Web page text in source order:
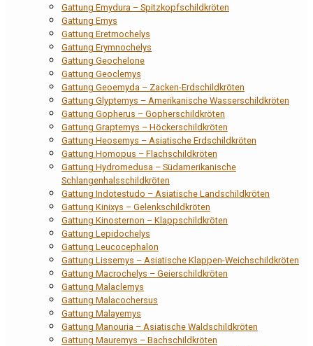
Gattung Emydura – Spitzkopfschildkröten
Gattung Emys
Gattung Eretmochelys
Gattung Erymnochelys
Gattung Geochelone
Gattung Geoclemys
Gattung Geoemyda – Zacken-Erdschildkröten
Gattung Glyptemys – Amerikanische Wasserschildkröten
Gattung Gopherus – Gopherschildkröten
Gattung Graptemys – Höckerschildkröten
Gattung Heosemys – Asiatische Erdschildkröten
Gattung Homopus – Flachschildkröten
Gattung Hydromedusa – Südamerikanische
Schlangenhalsschildkröten
Gattung Indotestudo – Asiatische Landschildkröten
Gattung Kinixys – Gelenkschildkröten
Gattung Kinosternon – Klappschildkröten
Gattung Lepidochelys
Gattung Leucocephalon
Gattung Lissemys – Asiatische Klappen-Weichschildkröten
Gattung Macrochelys – Geierschildkröten
Gattung Malaclemys
Gattung Malacochersus
Gattung Malayemys
Gattung Manouria – Asiatische Waldschildkröten
Gattung Mauremys – Bachschildkröten